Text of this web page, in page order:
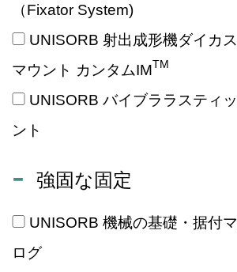
（Fixator System)
UNISORB 射出成形機ダイカ
マウント カンタムIMTM
UNISORB バイブララスティ
ント
強固な固定
UNISORB 機械の基礎・据付
ログ